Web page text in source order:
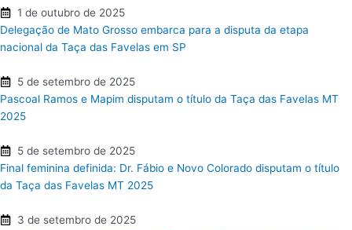
1 de outubro de 2025
Delegação de Mato Grosso embarca para a disputa da etapa
nacional da Taça das Favelas em SP
5 de setembro de 2025
Pascoal Ramos e Mapim disputam o título da Taça das Favelas MT
2025
5 de setembro de 2025
Final feminina definida: Dr. Fábio e Novo Colorado disputam o título
da Taça das Favelas MT 2025
3 de setembro de 2025